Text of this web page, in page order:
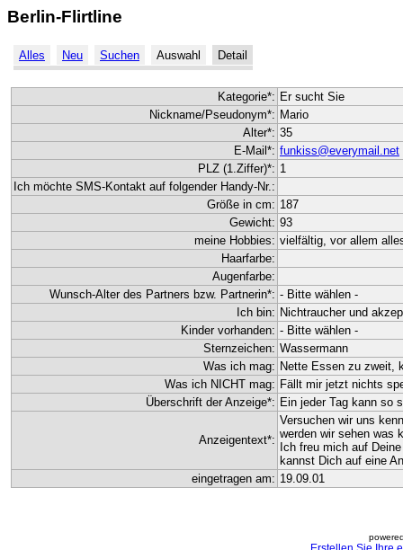
Berlin-Flirtline
Alles Neu Suchen Auswahl Detail
Kategorie*: Er sucht Sie
Nickname/Pseudonym*: Mario
Alter*: 35
E-Mail*: funkiss@everymail.net
PLZ (1.Ziffer)*: 1
Ich möchte SMS-Kontakt auf folgender Handy-Nr.:
Größe in cm: 187
Gewicht: 93
meine Hobbies: vielfältig, vor allem
Haarfarbe:
Augenfarbe:
Wunsch-Alter des Partners bzw. Partnerin*: - Bitte wählen -
Ich bin: Nichtraucher und
Kinder vorhanden: - Bitte wählen -
Sternzeichen: Wassermann
Was ich mag: Nette Essen zu zweit,
Was ich NICHT mag: Fällt mir jetzt nichts
Überschrift der Anzeige*: Ein jeder Tag kann so
Anzeigentext*:
Versuchen wir uns
werden wir sehen was
Ich freu mich auf
kannst Dich auf eine
eingetragen am: 19.09.01